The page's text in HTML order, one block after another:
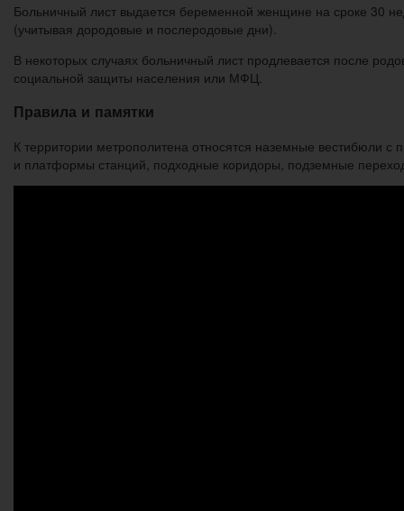
Больничный лист выдается беременной женщине на сроке 30
(учитывая дородовые и послеродовые дни).
В некоторых случаях больничный лист продлевается после
социальной защиты населения или МФЦ.
Правила и памятки
К территории метрополитена относятся наземные вестибюли
и платформы станций, подходные коридоры, подземные